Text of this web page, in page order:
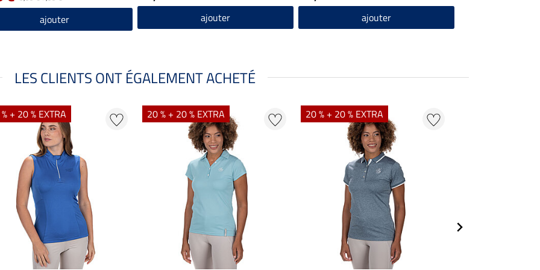
ajouter ajouter ajouter
LES CLIENTS ONT ÉGALEMENT ACHETÉ
+ 20 % EXTRA 20 % + 20 % EXTRA 20 % + 20 % EXTRA